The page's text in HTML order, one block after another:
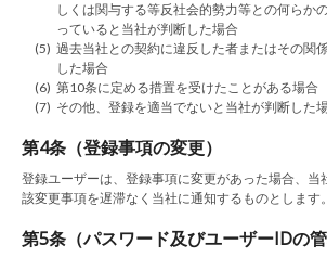
しくは関与する等反社会的勢力等との何らか
っていると当社が判断した場合
(5) 過去当社との契約に違反した者またはその関
した場合
(6) 第10条に定める措置を受けたことがある場合
(7) その他、登録を適当でないと当社が判断した
第4条（登録事項の変更）
登録ユーザーは、登録事項に変更があった場合、当
該変更事項を遅滞なく当社に通知するものとします。
第5条（パスワード及びユーザーIDの管